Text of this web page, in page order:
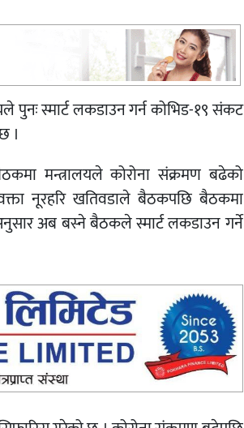
स्मार्ट लकडाउन गर्न कोभिड-१९ संकट
।
मन्त्रालयले कोरोना संक्रमण बढेको
नूरहरि खतिवडाले बैठकपछि बैठकमा
अब बस्ने बैठकले स्मार्ट लकडाउन गर्ने